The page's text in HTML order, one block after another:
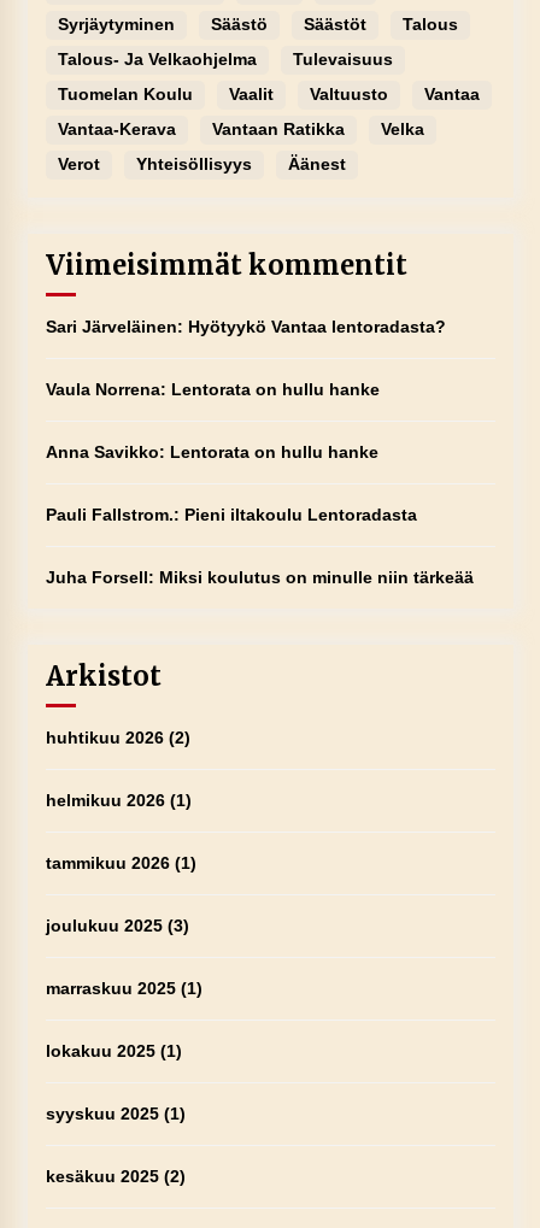
Syrjäytyminen
Säästö Säästöt
Talous
Talous- Ja Velkaohjelma
Tulevaisuus
Tuomelan Koulu
Vaalit Valtuusto
Vantaa
Vantaa-Kerava
Vantaan Ratikka
Velka
Verot
Yhteisöllisyys Äänest
Viimeisimmät kommentit
Sari Järveläinen: Hyötyykö Vantaa lentoradasta?
Vaula Norrena: Lentorata on hullu hanke
Anna Savikko: Lentorata on hullu hanke
Pauli Fallstrom.: Pieni iltakoulu Lentoradasta
Juha Forsell: Miksi koulutus on minulle niin tärkeää
Arkistot
huhtikuu 2026(2)
helmikuu 2026(1)
tammikuu 2026(1)
joulukuu 2025(3)
marraskuu 2025(1)
lokakuu 2025(1)
syyskuu 2025(1)
kesäkuu 2025(2)